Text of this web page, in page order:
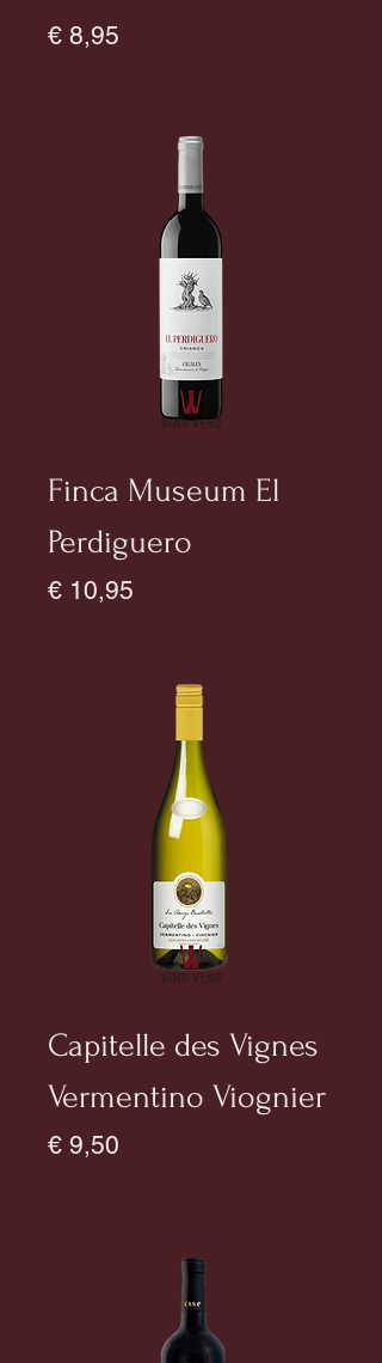
Prijs
€ 8,95
Finca Museum El
Perdiguero
Prijs
€ 10,95
Capitelle des Vignes
Vermentino Viognier
Prijs
€ 9,50